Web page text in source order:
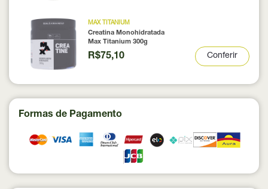
MAX TITANIUM
Creatina Monohidratada
Max Titanium 300g
R$75,10 Conferir
Formas de Pagamento